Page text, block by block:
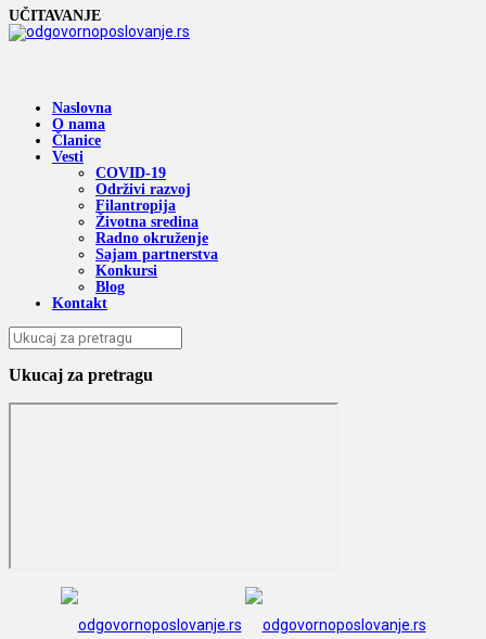
UČITAVANJE
Naslovna
O nama
Članice
Vesti
COVID-19
Održivi razvoj
Filantropija
Životna sredina
Radno okruženje
Sajam partnerstva
Konkursi
Blog
Kontakt
Ukucaj za pretragu